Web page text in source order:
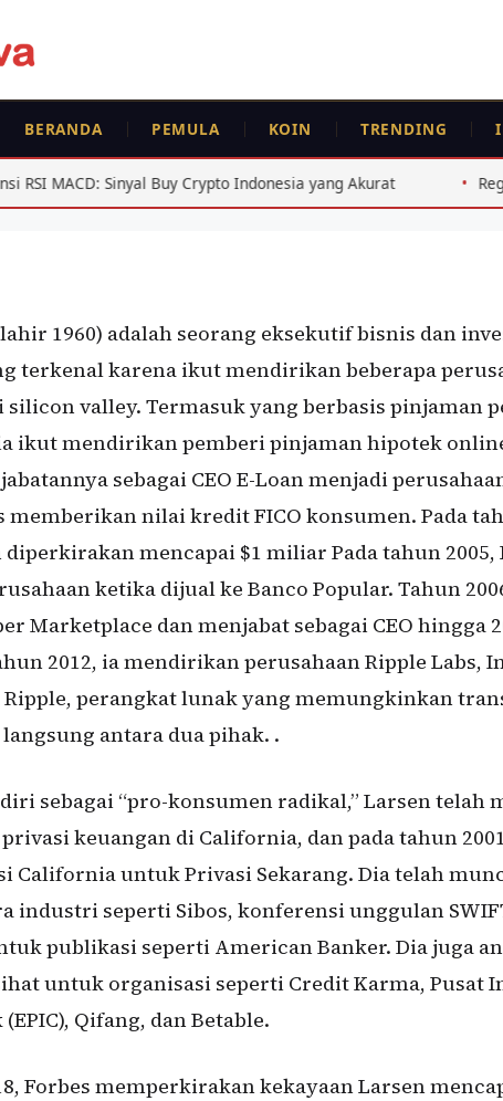
BERANDA PEMULA KOIN TRENDING
Crypto Indonesia yang Akurat Regulasi Kripto OJK 2026:
Ceo Ripple
1960) adalah seorang eksekutif bisnis dan
terkenal karena ikut mendirikan beberapa
valley. Termasuk yang berbasis pinjaman
ikut mendirikan pemberi pinjaman hipotek
sebagai CEO E-Loan menjadi
memberikan nilai kredit FICO konsumen. Pada
diperkirakan mencapai $1 miliar Pada tahun 2005,
ketika dijual ke Banco Popular. Tahun
Marketplace dan menjabat sebagai CEO hingga
2012, ia mendirikan perusahaan Ripple Labs,
perangkat lunak yang memungkinkan
antara dua pihak. .
sebagai “pro-konsumen radikal,” Larsen telah
keuangan di California, dan pada tahun
California untuk Privasi Sekarang. Dia telah
industri seperti Sibos, konferensi unggulan
publikasi seperti American Banker. Dia juga
untuk organisasi seperti Credit Karma, Pusat
Qifang, dan Betable.
Forbes memperkirakan kekayaan Larsen